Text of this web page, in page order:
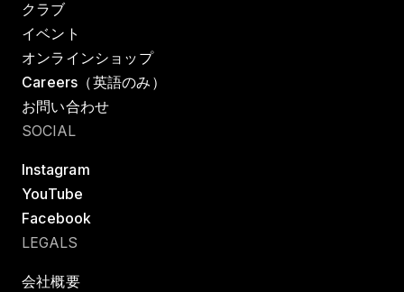
クラブ
イベント
オンラインショップ
Careers（英語のみ）
お問い合わせ
SOCIAL
Instagram
YouTube
Facebook
LEGALS
会社概要